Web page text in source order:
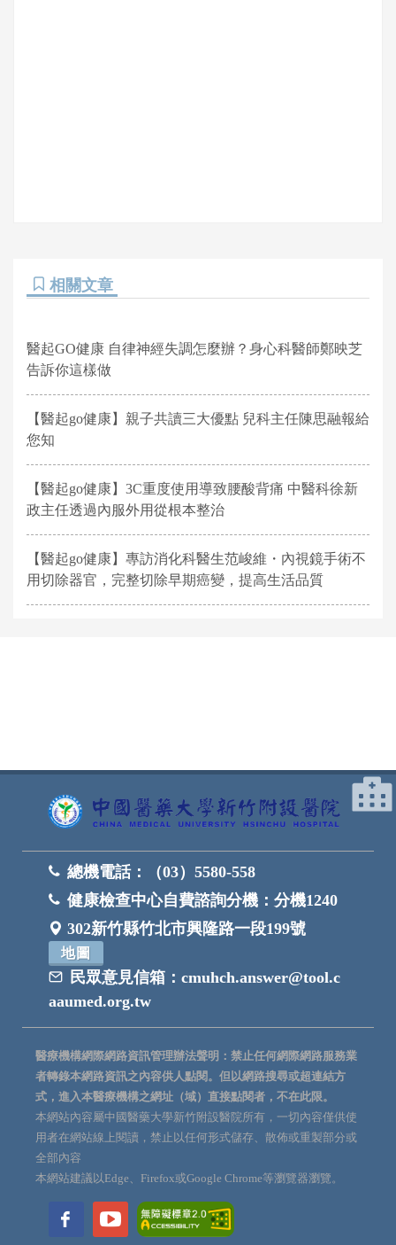
相關文章
醫起GO健康 自律神經失調怎麼辦？身心科醫師鄭映芝
告訴你這樣做
【醫起go健康】親子共讀三大優點 兒科主任陳思融報給
您知
【醫起go健康】3C重度使用導致腰酸背痛 中醫科徐新
政主任透過內服外用從根本整治
【醫起go健康】專訪消化科醫生范峻維・內視鏡手術不
用切除器官，完整切除早期癌變，提高生活品質
總機電話：
（03）5580-558
健康檢查中心自費諮詢分機： 分機1240
302新竹縣竹北市興隆路一段199號
地圖
民眾意見信箱： cmuhch.answer@tool.c
aaumed.org.tw
醫療機構網際網路資訊管理辦法聲明：禁止任何網際網路服務業
者轉錄本網路資訊之內容供人點閱。但以網路搜尋或超連結方
式，進入本醫療機構之網址（域）直接點閱者，不在此限。
本網站內容屬中國醫藥大學新竹附設醫院所有，一切內容僅供使
用者在網站線上閱讀，禁止以任何形式儲存、散佈或重製部分或
全部內容
本網站建議以Edge、Firefox或Google Chrome等瀏覽器瀏覽。